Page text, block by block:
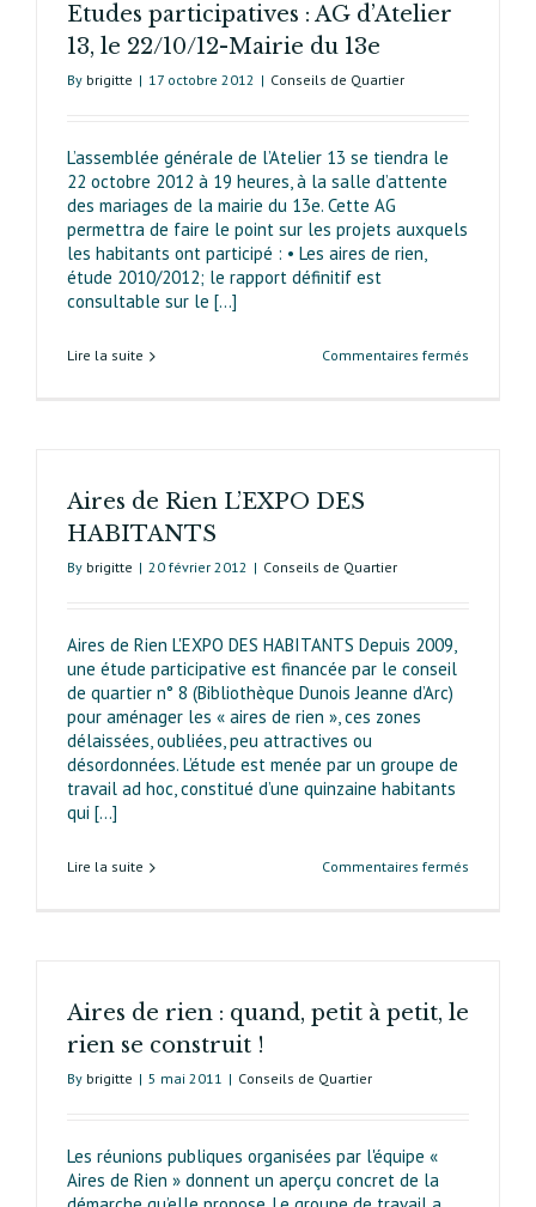
Etudes participatives : AG d’Atelier
13, le 22/10/12-Mairie du 13e
By brigitte | 17 octobre 2012 | Conseils de Quartier
L’assemblée générale de l’Atelier 13 se tiendra le
22 octobre 2012 à 19 heures, à la salle d’attente
des mariages de la mairie du 13e. Cette AG
permettra de faire le point sur les projets auxquels
les habitants ont participé : • Les aires de rien,
étude 2010/2012; le rapport définitif est
consultable sur le [...]
Lire la suite Commentaires fermés
Aires de Rien L’EXPO DES
HABITANTS
By brigitte | 20 février 2012 | Conseils de Quartier
Aires de Rien L'EXPO DES HABITANTS Depuis 2009,
une étude participative est financée par le conseil
de quartier n° 8 (Bibliothèque Dunois Jeanne d’Arc)
pour aménager les « aires de rien », ces zones
délaissées, oubliées, peu attractives ou
désordonnées. L’étude est menée par un groupe de
travail ad hoc, constitué d’une quinzaine habitants
qui [...]
Lire la suite Commentaires fermés
Aires de rien : quand, petit à petit, le
rien se construit !
By brigitte | 5 mai 2011 | Conseils de Quartier
Les réunions publiques organisées par l'équipe «
Aires de Rien » donnent un aperçu concret de la